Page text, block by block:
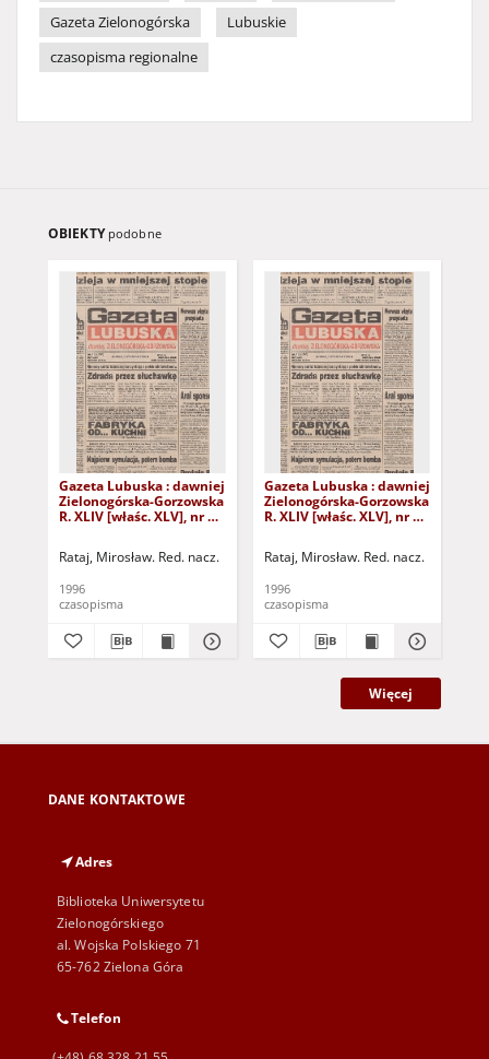
Gazeta Zielonogórska
Lubuskie
czasopisma regionalne
OBIEKTY podobne
Gazeta Lubuska : dawniej
Zielonogórska-Gorzowska
R. XLIV [właśc. XLV], nr 52
Rataj, Mirosław. Red. nacz.
1996
czasopisma
Gazeta Lubuska : dawniej
Zielonogórska-Gorzowska
R. XLIV [właśc. XLV], nr 46
Rataj, Mirosław. Red. nacz.
1996
czasopisma
Więcej
DANE KONTAKTOWE
Adres
Biblioteka Uniwersytetu
Zielonogórskiego
al. Wojska Polskiego 71
65-762 Zielona Góra
Telefon